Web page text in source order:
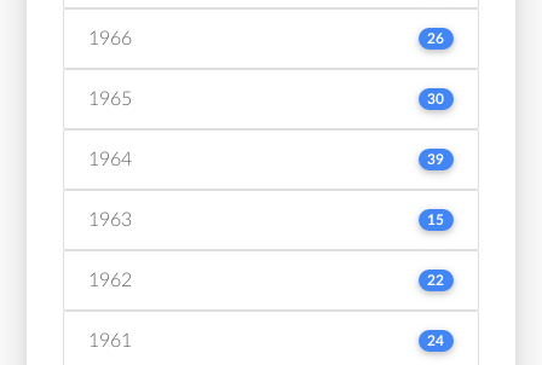
1966 26
1965 30
1964 39
1963 15
1962 22
1961 24